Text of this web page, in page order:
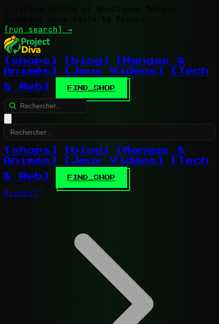
// Boutiques Mangas
indexées dans toute la France
[run search] →
[shops] [blog]
[Mangas &
Animés]
[Jeux Vidéos]
[Tech
& Web]
FIND_SHOP
[shops] [blog]
[Mangas &
Animés]
[Jeux Vidéos]
[Tech
& Web]
FIND_SHOP
Accueil